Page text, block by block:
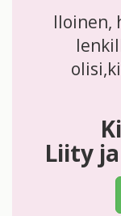
Iloinen,
Liity